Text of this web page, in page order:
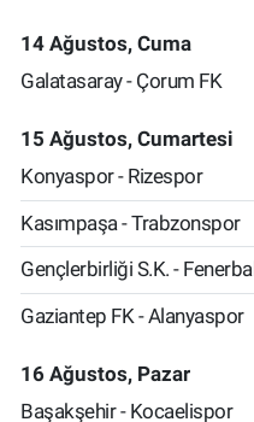
14 Ağustos, Cuma
Galatasaray - Çorum FK
15 Ağustos, Cumartesi
Konyaspor - Rizespor
Kasımpaşa - Trabzonspor
Gençlerbirliği S.K. -
Gaziantep FK - Alanyaspor
16 Ağustos, Pazar
Başakşehir - Kocaelispor